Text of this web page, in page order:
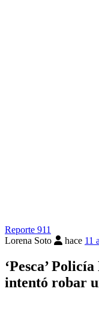
Reporte 911
Lorena Soto
hace 11
‘Pesca’
intentó robar